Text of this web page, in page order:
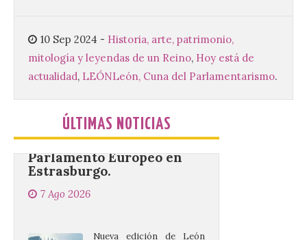
10 Sep 2024 - Historia, arte, patrimonio,
mitología y leyendas de un Reino, Hoy está de
actualidad, LEÓNLeón, Cuna del Parlamentarismo.
ÚLTIMAS NOTICIAS
La decimoctava fotografía
de León de…viaje nos llega
desde la sede del
Parlamento Europeo en
Estrasburgo.
7 Ago 2026
Nueva edición de León
Conceyu País Llionés y el Diario de